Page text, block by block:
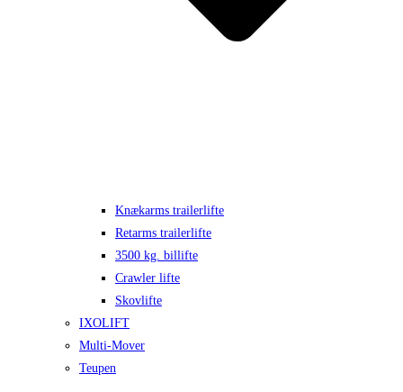
Knækarms trailerlifte
Retarms trailerlifte
3500 kg. billifte
Crawler lifte
Skovlifte
IXOLIFT
Multi-Mover
Teupen